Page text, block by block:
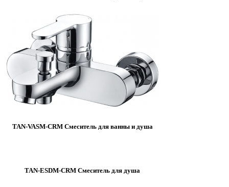
TAN-VASM-CRM Смеситель для ванны и душа
TAN-ESDM-CRM Смеситель для душа